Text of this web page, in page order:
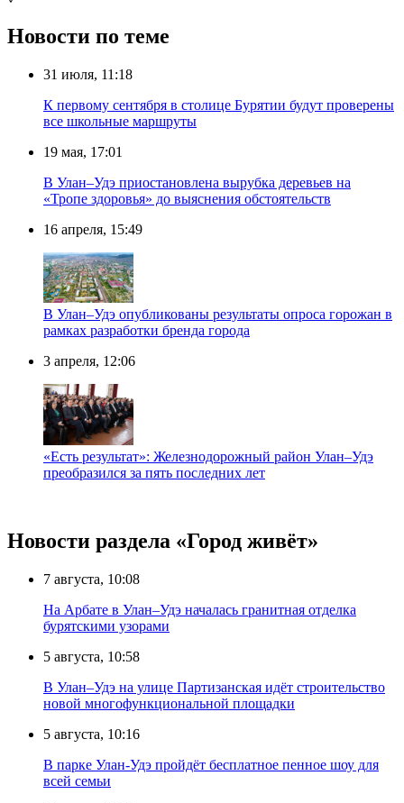
Новости по теме
31 июля, 11:18
К первому сентября в столице Бурятии будут проверены
все школьные маршруты
19 мая, 17:01
В Улан–Удэ приостановлена вырубка деревьев на
«Тропе здоровья» до выяснения обстоятельств
16 апреля, 15:49
В Улан–Удэ опубликованы результаты опроса горожан в
рамках разработки бренда города
3 апреля, 12:06
«Есть результат»: Железнодорожный район Улан–Удэ
преобразился за пять последних лет
Новости раздела «Город живёт»
7 августа, 10:08
На Арбате в Улан–Удэ началась гранитная отделка
бурятскими узорами
5 августа, 10:58
В Улан–Удэ на улице Партизанская идёт строительство
новой многофункциональной площадки
5 августа, 10:16
В парке Улан-Удэ пройдёт бесплатное пенное шоу для
всей семьи